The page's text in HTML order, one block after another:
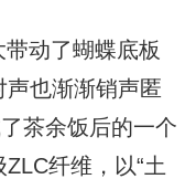
动了蝴蝶底板
也渐渐销声匿
茶余饭后的一个
纤维，以“土